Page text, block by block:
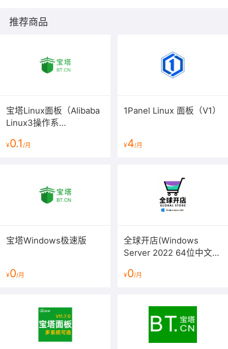
2、镜像预装面板信息
初始密码: 9e65272a
3、镜像使用：
口。请参考安全组放行教程
FTP端口：21
MySQL数据库端口：3306
4、如何重装为初始宝塔系统？
若需重装为最开始的宝塔系统，请选择 重新初始化系统
https://help.aliyun.com/document_detail/25449.html
1、云安全中心（态势感知）: 集持续监测、深度防御、全
面分析、快速响应能力于一体的云上安全管理平台。提供
服务器漏洞检测，安全检测，攻击告警等 ,详情参考：
推荐商品
宝塔Linux面板（Alibaba
Linux3操作系
服务器管理/BT Panel）
¥0.1 /月
1Panel Linux 面板（V1）
¥4/月
宝塔Windows极速版
¥0/月
全球开店(Windows
Server 2022 64位中文版
¥0/月